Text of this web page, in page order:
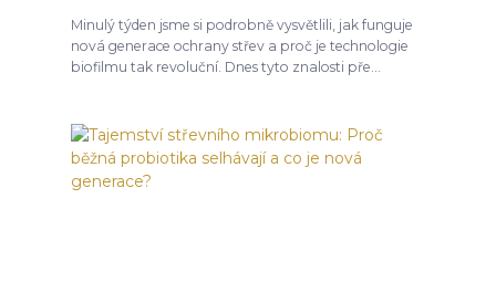
Minulý týden jsme si podrobně vysvětlili, jak funguje
nová generace ochrany střev a proč je technologie
biofilmu tak revoluční. Dnes tyto znalosti pře...